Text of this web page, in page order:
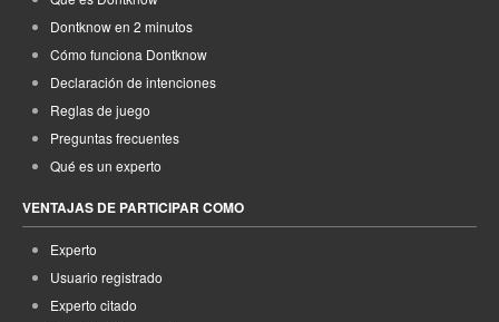
Dontknow en 2 minutos
Cómo funciona Dontknow
Declaración de intenciones
Reglas de juego
Preguntas frecuentes
Qué es un experto
VENTAJAS DE PARTICIPAR COMO
Experto
Usuario registrado
Experto citado